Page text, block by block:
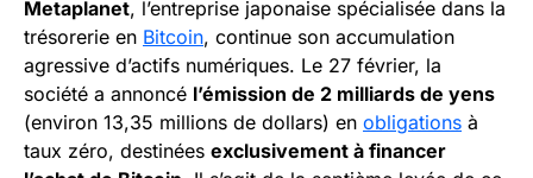
Metaplanet, l’entreprise japonaise spécialisée dans la
trésorerie en Bitcoin, continue son accumulation
agressive d’actifs numériques. Le 27 février, la
société a annoncé l’émission de 2 milliards de yens
(environ 13,35 millions de dollars) en obligations à
taux zéro, destinées exclusivement à financer